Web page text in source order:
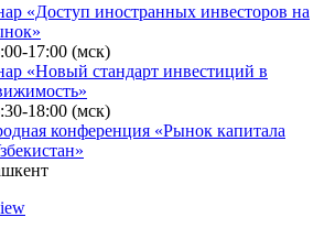
облигаций
Cbonds Congress
«Доступ иностранных инвесторов на
17:00 (мск)
«Новый стандарт инвестиций в
конференция «Рынок капитала